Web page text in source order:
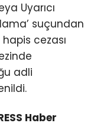
Uyarıcı
suçundan
cezası
adli
Haber